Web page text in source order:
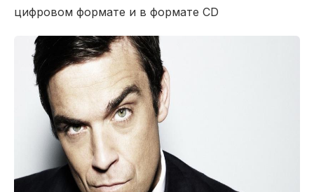
цифровом формате и в формате CD